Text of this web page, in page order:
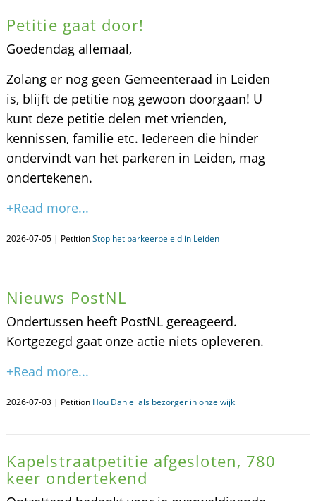
Petitie gaat door!
Goedendag allemaal,
Zolang er nog geen Gemeenteraad in Leiden
is, blijft de petitie nog gewoon doorgaan! U
kunt deze petitie delen met vrienden,
kennissen, familie etc. Iedereen die hinder
ondervindt van het parkeren in Leiden, mag
ondertekenen.
+Read more...
2026-07-05 | PetitionStop het parkeerbeleid in Leiden
Nieuws PostNL
Ondertussen heeft PostNL gereageerd.
Kortgezegd gaat onze actie niets opleveren.
+Read more...
2026-07-03 | Petition Hou Daniel als bezorger in onze wijk
Kapelstraatpetitie afgesloten, 780
keer ondertekend